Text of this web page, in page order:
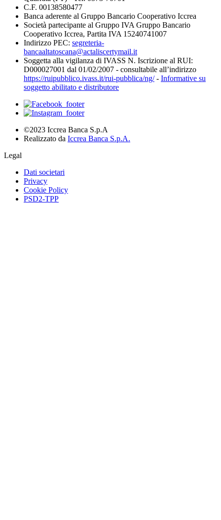
C.F. 00138580477
Banca aderente al Gruppo Bancario Cooperativo Iccrea
Società partecipante al Gruppo IVA Gruppo Bancario
Cooperativo Iccrea, Partita IVA 15240741007
Indirizzo PEC: segreteria-
bancaaltatoscana@actaliscertymail.it
Soggetta alla vigilanza di IVASS N. Iscrizione al RUI:
D000027001 dal 01/02/2007 - consultabile all’indirizzo
https://ruipubblico.ivass.it/rui-pubblica/ng/- Informative su
soggetto abilitato e distributore
©2023 Iccrea Banca S.p.A
Realizzato da Iccrea Banca S.p.A.
Legal
Dati societari
Privacy
Cookie Policy
PSD2-TPP